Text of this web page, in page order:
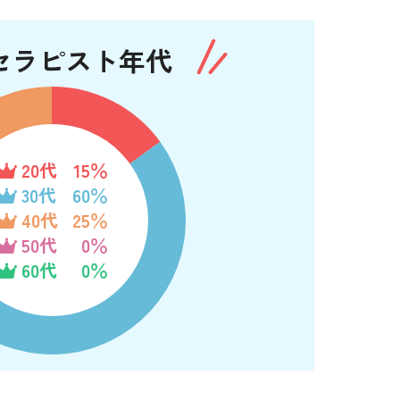
ラピスト年代
20代
15％
30代
60％
40代
25％
50代
0％
60代
0％